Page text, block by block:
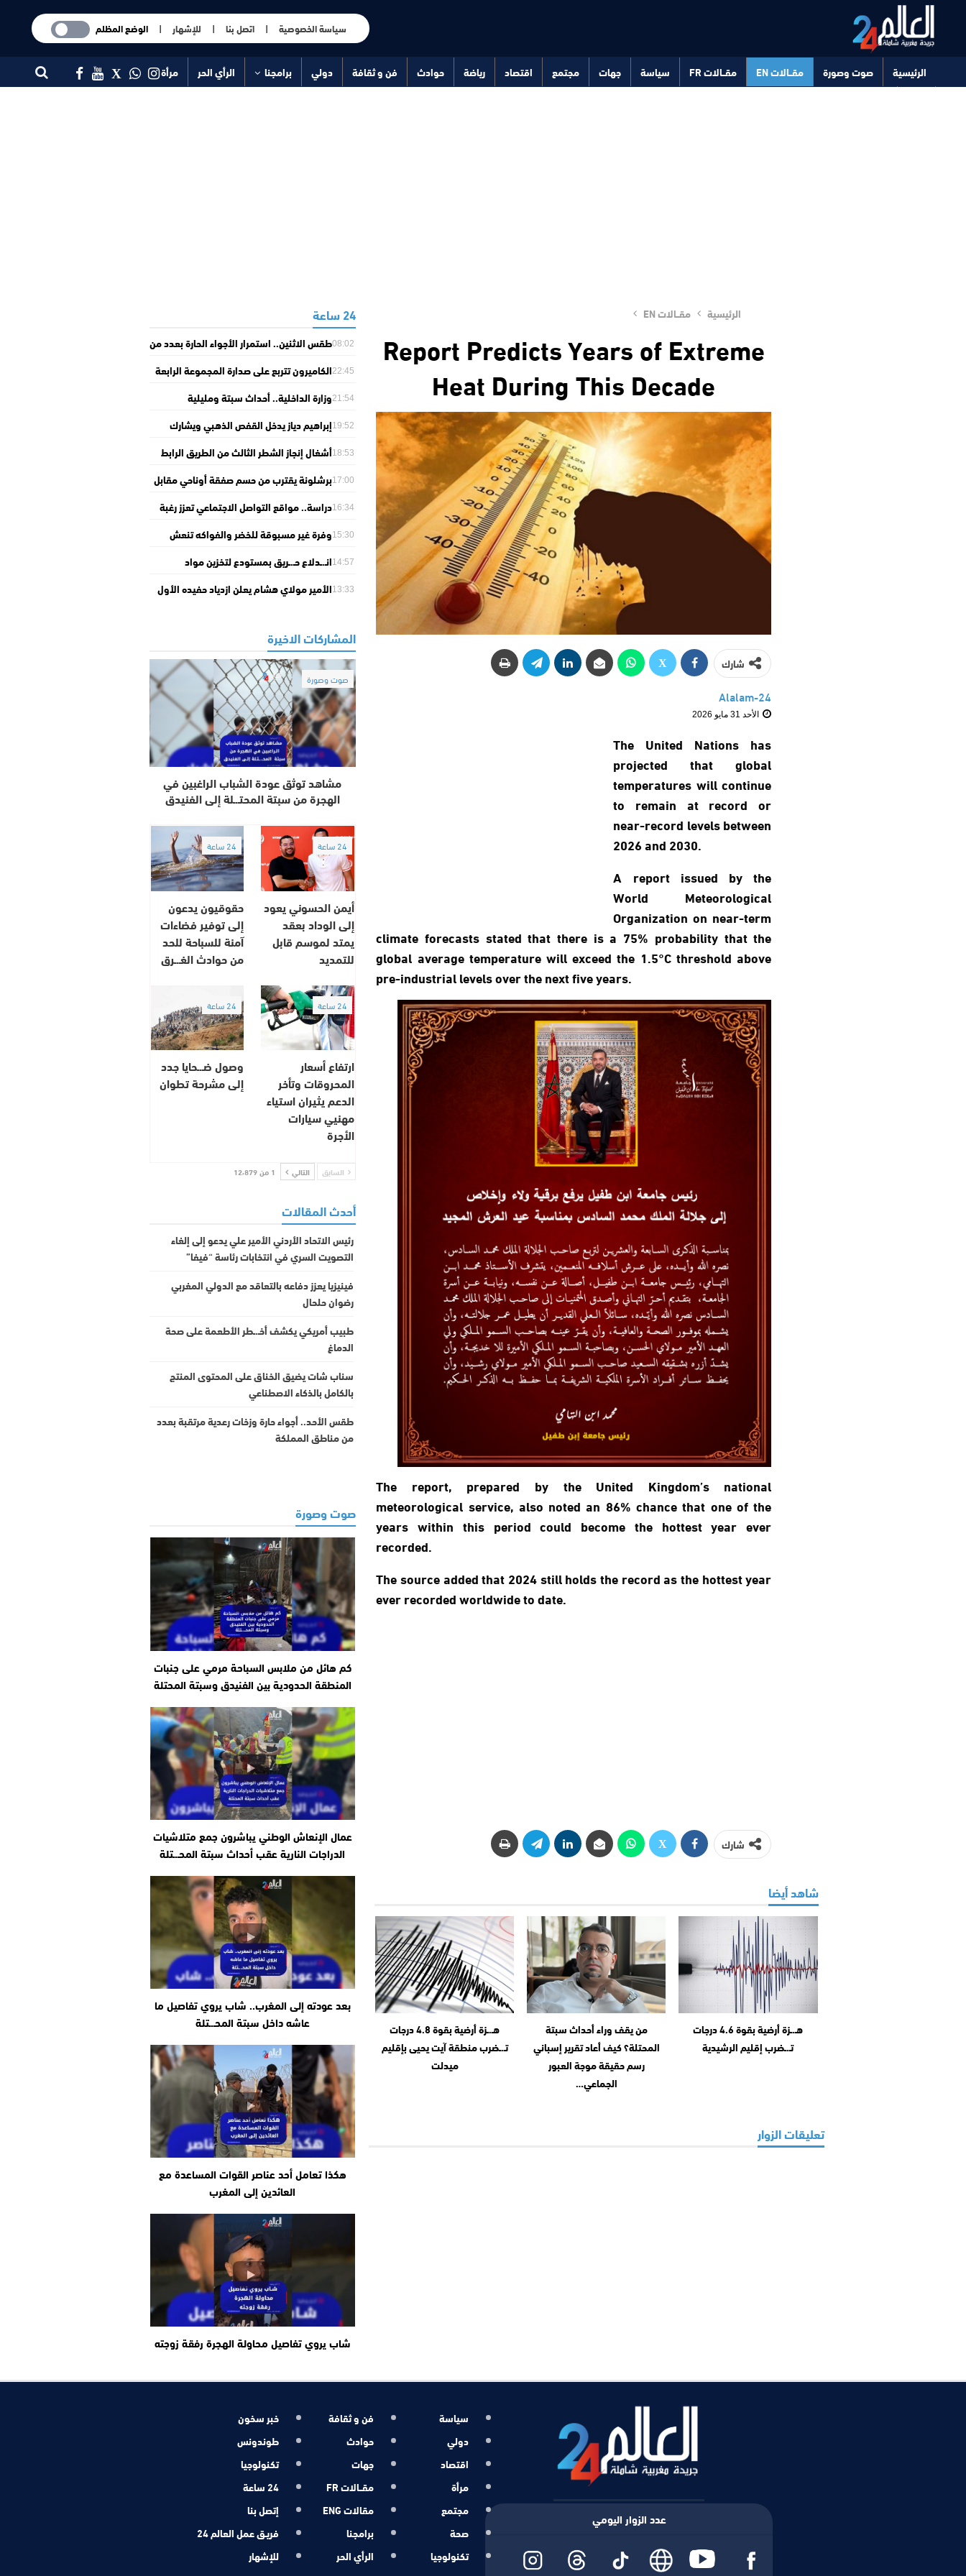
سياسة الخصوصية |اتصل بنا | للإشهار |الوضع المظلم
الرئيسية صوت وصورة مقــالات EN مقــالات FR سياسة جهات مجتمع اقتصاد رياضة حوادث فن و ثقافة دولي برامجنا الرأي الحر
مرأة
الرئيسية مقــالات EN
Report Predicts Years of Extreme
Heat During This Decade
شارك
Alalam-24
الأحد 31 مايو 2026
The United Nations has
projected that global
temperatures will continue
to remain at record or
near-record levels between
2026 and 2030.
A report issued by the
World Meteorological
Organization on near-term
climate forecasts stated that there is a 75% probability that the
global average temperature will exceed the 1.5°C threshold above
pre-industrial levels over the next five years.
The report, prepared by the United Kingdom’s national
meteorological service, also noted an 86% chance that one of the
years within this period could become the hottest year ever
recorded.
The source added that 2024 still holds the record as the hottest year
ever recorded worldwide to date.
شارك
شاهد أيضا
هـ.ـزة أرضية بقوة 4.6 درجات
تـ.ـضرب إقليم الرشيدية
من يقف وراء أحداث سبتة
المحتلة؟ كيف أعاد تقرير إسباني
رسم حقيقة موجة العبور
الجماعي…
هـ.ـزة أرضية بقوة 4.8 درجات
تـ.ـضرب منطقة آيت يحيى بإقليم
ميدلت
تعليقات الزوار
24 ساعة
08:02طقس الاثنين.. استمرار الأجواء الحارة بعدد من
22:45الكاميرون تتربع على صدارة المجموعة الرابعة
21:54وزارة الداخلية.. أحداث سبتة ومليلية
وتأويلات خاطئة19:52إبراهيم دياز يدخل القفص الذهبي ويشارك
18:53أشغال إنجاز الشطر الثالث من الطريق الرابط
17:00برشلونة يقترب من حسم صفقة أوناحي مقابل
16:34دراسة.. مواقع التواصل الاجتماعي تعزز رغبة
15:30وفرة غير مسبوقة للخضر والفواكه تنعش
14:57انـ.ـدلاع حـ.ـريق بمستودع لتخزين مواد
الدار البيضاء13:33الأمير مولاي هشام يعلن ازدياد حفيده الأول
المشاركات الاخيرة
صوت وصورة
مشاهد توثق عودة الشباب الراغبين في
الهجرة من سبتة المحتـ.ـلة إلى الفنيدق
24 ساعة
أيمن الحسوني يعود
إلى الوداد بعقد
يمتد لموسم قابل
للتمديد
24 ساعة
حقوقيون يدعون
إلى توفير فضاءات
آمنة للسباحة للحد
من حوادث الغـ.ـرق
24 ساعة
ارتفاع أسعار
المحروقات وتأخر
الدعم يثيران استياء
مهنيي سيارات
الأجرة
24 ساعة
وصول ضـ.ـحايا جدد
إلى مشرحة تطوان
السابق التالي 1 من 12٬879
أحدث المقالات
رئيس الاتحاد الأردني الأمير علي يدعو إلى إلغاء
التصويت السري في انتخابات رئاسة “فيفا”
فينيزيا يعزز دفاعه بالتعاقد مع الدولي المغربي
رضوان حلحال
طبيب أمريكي يكشف أخـ.ـطر الأطعمة على صحة
الدماغ
سناب شات يضيق الخناق على المحتوى المنتج
بالكامل بالذكاء الاصطناعي
طقس الأحد.. أجواء حارة وزخات رعدية مرتقبة بعدد
من مناطق المملكة
صوت وصورة
كم هائل من ملابس السباحة مرمي على جنبات
المنطقة الحدودية بين الفنيدق وسبتة المحتلة
عمال الإنعاش الوطني يباشرون جمع متلاشيات
الدراجات النارية عقب أحداث سبتة المحـ.ـتلة
بعد عودته إلى المغرب.. شاب يروي تفاصيل ما
عاشه داخل سبتة المحـ.ـتلة
هكذا تعامل أحد عناصر القوات المساعدة مع
العائدين إلى المغرب
شاب يروي تفاصيل محاولة الهجرة رفقة زوجته
عدد الزوار اليومي
سياسة
دولي
اقتصاد
مرأة
مجتمع
صحة
تكنولوجيا
فن و ثقافة
حوادث
جهات
مقــالات FR
مقالات ENG
برامجنا
الرأي الحر
خبر سخون
طوندونس
تكنولوجيا
24 ساعة
إتصل بنا
فريـق عمل العالم 24
للإشهار